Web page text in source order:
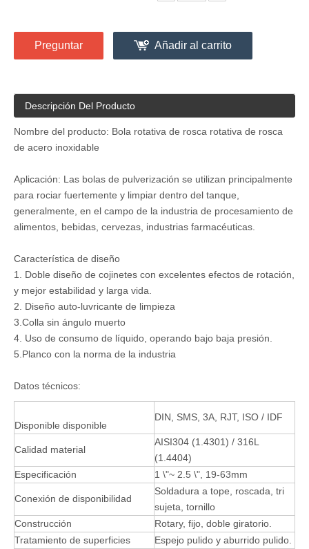
Preguntar Añadir al carrito
Descripción Del Producto
Nombre del producto: Bola rotativa de rosca rotativa de rosca
de acero inoxidable
Aplicación: Las bolas de pulverización se utilizan principalmente
para rociar fuertemente y limpiar dentro del tanque,
generalmente, en el campo de la industria de procesamiento de
alimentos, bebidas, cervezas, industrias farmacéuticas.
Característica de diseño
1. Doble diseño de cojinetes con excelentes efectos de rotación,
y mejor estabilidad y larga vida.
2. Diseño auto-luvricante de limpieza
3.Colla sin ángulo muerto
4. Uso de consumo de líquido, operando bajo baja presión.
5.Planco con la norma de la industria
Datos técnicos:
Disponible disponible
DIN, SMS, 3A, RJT, ISO / IDF
Calidad material
AISI304 (1.4301) / 316L
(1.4404)
Especificación
1 \"~ 2.5 \", 19-63mm
Conexión de disponibilidad
Soldadura a tope, roscada, tri
sujeta, tornillo
Construcción
Rotary, fijo, doble giratorio.
Tratamiento de superficies
Espejo pulido y aburrido pulido.